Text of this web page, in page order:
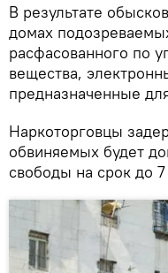
В результате
домах
расфасованного по
вещества,
предназначенные
Наркоторговцы
обвиняемых будет
свободы на срок до 7